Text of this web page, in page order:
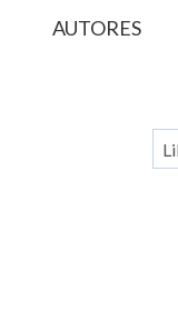
AUTORES